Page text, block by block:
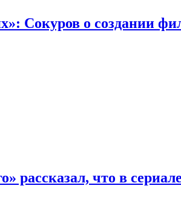
Сокуров о создании
рассказал, что в